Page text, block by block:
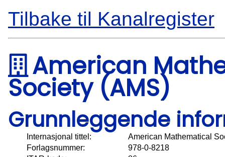
Tilbake til Kanalregister
American
Society (AMS)
Grunnleggende
Internasjonal tittel:
American Mathematical
Forlagsnummer:
978-0-8218